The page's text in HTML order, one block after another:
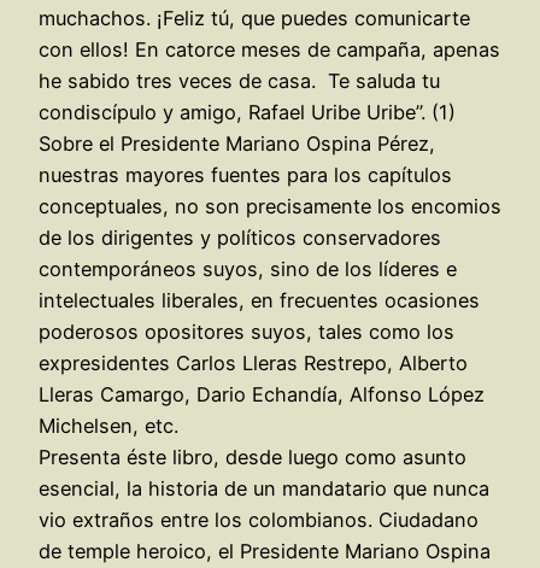
muchachos. ¡Feliz tú, que puedes comunicarte
con ellos! En catorce meses de campaña, apenas
he sabido tres veces de casa. Te saluda tu
condiscípulo y amigo, Rafael Uribe Uribe”. (1)
Sobre el Presidente Mariano Ospina Pérez,
nuestras mayores fuentes para los capítulos
conceptuales, no son precisamente los encomios
de los dirigentes y políticos conservadores
contemporáneos suyos, sino de los líderes e
intelectuales liberales, en frecuentes ocasiones
poderosos opositores suyos, tales como los
expresidentes Carlos Lleras Restrepo, Alberto
Lleras Camargo, Dario Echandía, Alfonso López
Michelsen, etc.
Presenta éste libro, desde luego como asunto
esencial, la historia de un mandatario que nunca
vio extraños entre los colombianos. Ciudadano
de temple heroico, el Presidente Mariano Ospina